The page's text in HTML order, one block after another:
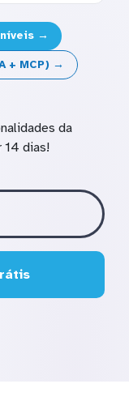
→
+ MCP) →
da
14 dias!